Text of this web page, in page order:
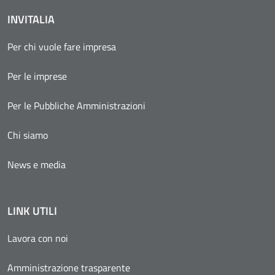
INVITALIA
Per chi vuole fare impresa
Per le imprese
Per le Pubbliche Amministrazioni
Chi siamo
News e media
LINK UTILI
Lavora con noi
Amministrazione trasparente